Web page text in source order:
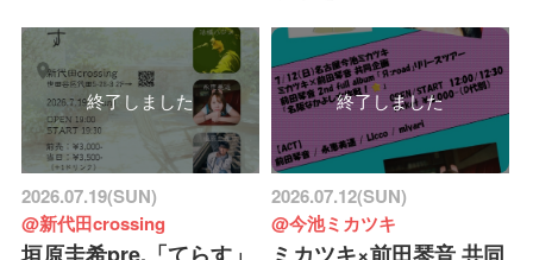
終了しました
2026.07.19(SUN)
@新代田crossing
終了しました
2026.07.12(SUN)
@今池ミカツキ